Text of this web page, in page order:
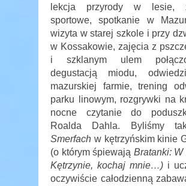
lekcja przyrody w lesie,
sportowe, spotkanie w
wizyta w starej szkole i przy
w Kossakowie, zajęcia z
i szklanym ulem
degustacją miodu,
mazurskiej farmie, trening
parku linowym, rozgrywki na
nocne czytanie do
Roalda Dahla. Byliśmy
Smerfach w kętrzyńskim kinie
(o którym śpiewają Bratanki: W
Kętrzynie, kochaj mnie…) i
oczywiście całodzienną